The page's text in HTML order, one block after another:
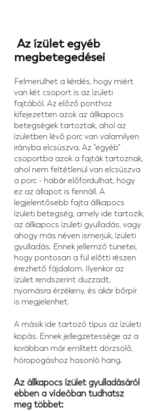
megbetegedései
Felmerülhet a kérdés, hogy miért
van két csoport is az ízületi
fajtából. Az előző ponthoz
kifejezetten azok az állkapocs
betegségek tartoztak, ahol az
ízületben lévő porc van valamilyen
irányba elcsúszva. Az "egyéb"
csoportba azok a fajták tartoznak,
ahol nem feltétlenül van elcsúszva
a porc - habár előfordulhat, hogy
ez az állapot is fennáll. A
legjelentősebb fajta állkapocs
ízületi betegség, amely ide tartozik,
az állkapocs ízületi gyulladás, vagy
ahogy más néven ismerjük, ízületi
gyulladás. Ennek jellemző tünetei,
hogy pontosan a fül előtti részen
érezhető fájdalom. Ilyenkor az
ízület rendszerint duzzadt,
nyomásra érzékeny, és akár bőrpír
is megjelenhet.
A másik ide tartozó típus az ízületi
kopás. Ennek jellegzetessége az a
korábban már említett dörzsölő,
hóropogáshoz hasonló hang.
Az állkapocs ízület gyulladásáról
ebben a videóban tudhatsz
meg többet: